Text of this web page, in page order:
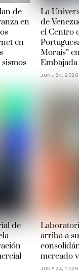
de
en
en
La
de
el Centro
Morais”
JUNE 24, 2026
de
arriba a
mercado
JUNE 24, 2026